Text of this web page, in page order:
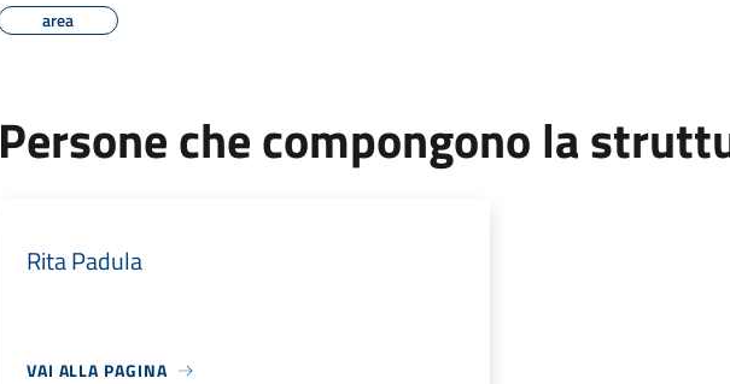
area
Persone che compongono la
Rita Padula
VAI ALLA PAGINA